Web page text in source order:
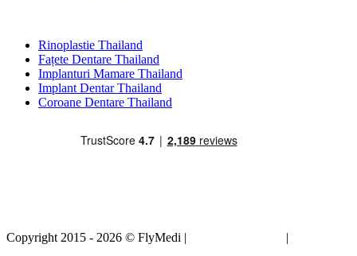
Rinoplastie Thailand
Fațete Dentare Thailand
Implanturi Mamare Thailand
Implant Dentar Thailand
Coroane Dentare Thailand
Copyright 2015 - 2026 © FlyMedi | |